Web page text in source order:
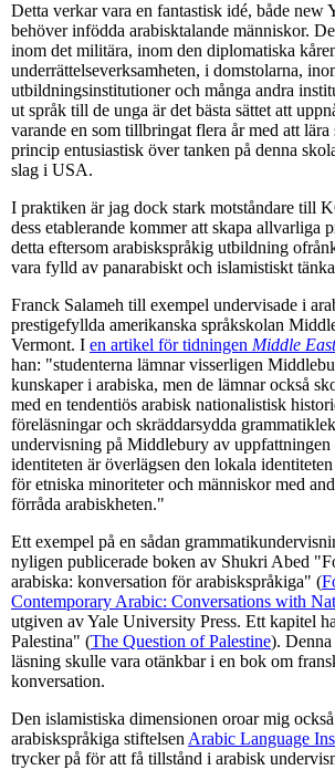
Detta verkar vara en fantastisk idé, både new
behöver infödda arabisktalande människor.
inom det militära, inom den diplomatiska
underrättelseverksamheten, i domstolarna,
utbildningsinstitutioner och många andra
ut språk till de unga är det bästa sättet att
varande en som tillbringat flera år med att lära
princip entusiastisk över tanken på denna
slag i USA.
I praktiken är jag dock stark motståndare till
dess etablerande kommer att skapa allvarliga
detta eftersom arabiskspråkig utbildning
vara fylld av panarabiskt och islamistiskt
Franck Salameh till exempel undervisade i
prestigefyllda amerikanska språkskolan
Vermont. I en artikel för tidningen Middle
han: "studenterna lämnar visserligen
kunskaper i arabiska, men de lämnar också
med en tendentiös arabisk nationalistisk
föreläsningar och skräddarsydda
undervisning på Middlebury av uppfattningen
identiteten är överlägsen den lokala
för etniska minoriteter och människor med
förråda arabiskheten."
Ett exempel på en sådan
nyligen publicerade boken av Shukri Abed
arabiska: konversation för arabiskspråkiga" (
Contemporary Arabic: Conversations with
utgiven av Yale University Press. Ett kapitel
Palestina" (The Question of Palestine). Denna
läsning skulle vara otänkbar i en bok om
konversation.
Den islamistiska dimensionen oroar mig
arabiskspråkiga stiftelsen Arabic Language
trycker på för att få tillstånd i arabisk